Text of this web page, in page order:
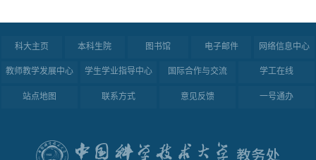
科大主页 本科生院 图书馆 电子邮件 网络信息中心
教师教学发展中心 学生学业指导中心 国际合作与交流 学工在线
站点地图 联系方式 意见反馈 一号通办